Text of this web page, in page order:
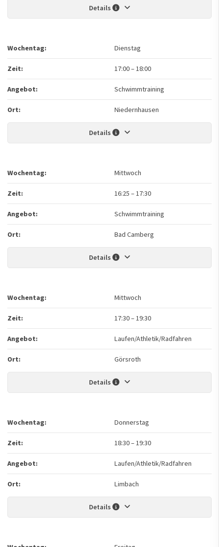
Details
Wochentag: Dienstag
Zeit: 17:00– 18:00
Angebot: Schwimmtraining
Ort: Niedernhausen
Details
Wochentag: Mittwoch
Zeit: 16:25 – 17:30
Angebot: Schwimmtraining
Ort: Bad Camberg
Details
Wochentag: Mittwoch
Zeit: 17:30– 19:30
Angebot: Laufen/Athletik/Radfahren
Ort: Görsroth
Details
Wochentag: Donnerstag
Zeit: 18:30– 19:30
Angebot: Laufen/Athletik/Radfahren
Ort: Limbach
Details